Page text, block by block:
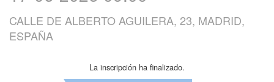
CALLE DE ALBERTO AGUILERA, 23, MADRID,
ESPAÑA
La inscripción ha finalizado.